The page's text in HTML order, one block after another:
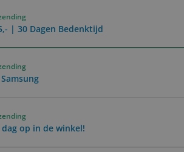
| 30 Dagen Bedenktijd
op in de winkel!